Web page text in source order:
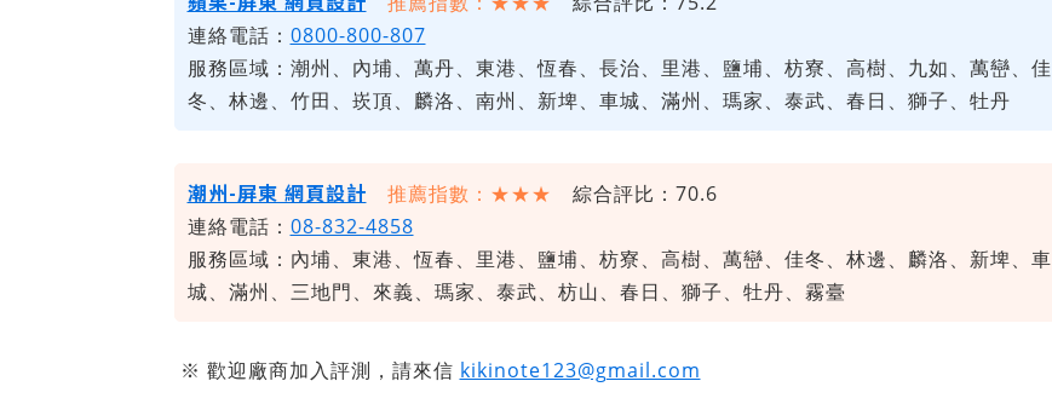
連絡電話： 0800-800-807
服務區域：潮州、內埔、萬丹、東港、恆春、長治、里港、鹽埔、枋寮、高樹、九如、萬巒、佳
冬、林邊、竹田、崁頂、麟洛、南州、新埤、車城、滿州、瑪家、泰武、春日、獅子、牡丹
潮州-屏東 網頁設計 推薦指數：★★★ 綜合評比：70.6
連絡電話： 08-832-4858
服務區域：內埔、東港、恆春、里港、鹽埔、枋寮、高樹、萬巒、佳冬、林邊、麟洛、新埤、車
城、滿州、三地門、來義、瑪家、泰武、枋山、春日、獅子、牡丹、霧臺
※ 歡迎廠商加入評測，請來信 kikinote123@gmail.com